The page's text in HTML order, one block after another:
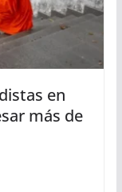
en
más de